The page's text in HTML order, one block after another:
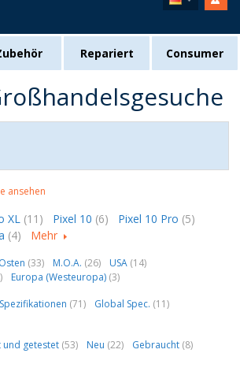
Repariert Consumer
ansehen
XL (11) Pixel 10 (6) Pixel 10 Pro (5)
(4) Mehr
(33) M.O.A. (26) USA (14)
Europa (Westeuropa) (3)
(71) Global Spec. (11)
und getestet (53) Neu (22) Gebraucht (8)